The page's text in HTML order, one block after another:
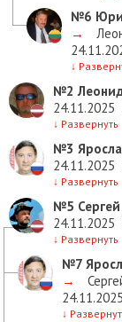
№6
→
↓
№2
24.11.2025
↓ Развернуть
№3
24.11.2025
↓ Развернуть
№5
24.11.2025
↓ Развернуть
№7
→
24.11.2025
↓